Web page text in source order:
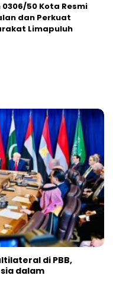
0306/50 Kota Resmi
dan Perkuat
Limapuluh
di PBB,
dalam